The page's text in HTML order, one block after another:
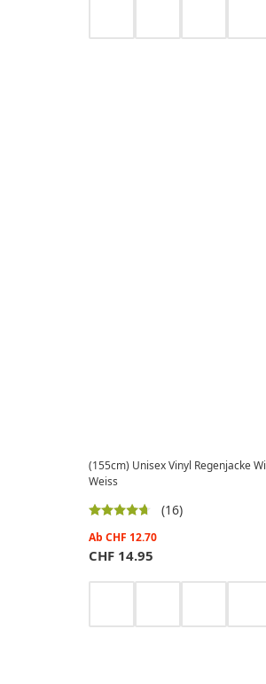
(155cm) Unisex Vinyl Regenjacke
Weiss
(16)
Ab CHF 12.70
CHF 14.95